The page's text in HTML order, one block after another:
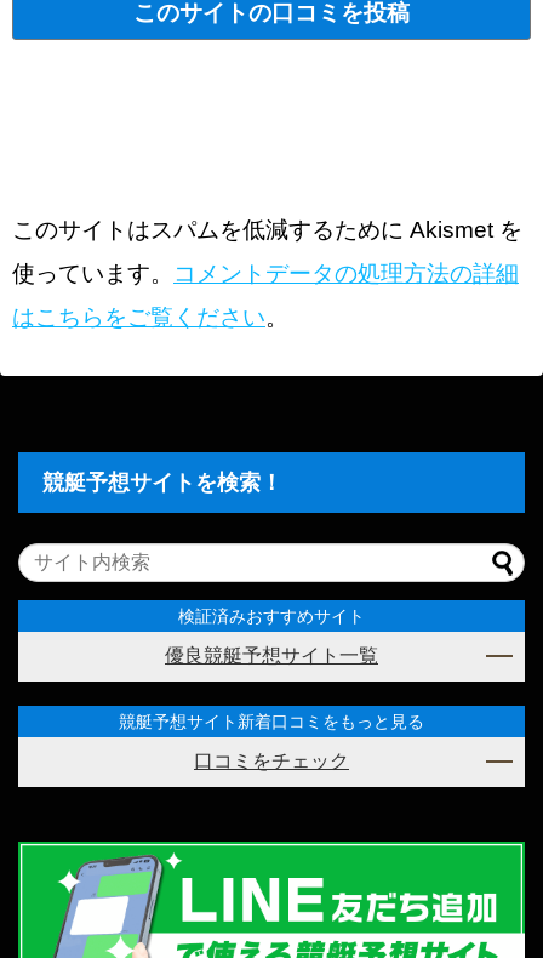
このサイトはスパムを低減するために Akismet を
使っています。
コメントデータの処理方法の詳細
はこちらをご覧ください。
競艇予想サイトを検索！
検証済みおすすめサイト
優良競艇予想サイト一覧
競艇予想サイト新着口コミをもっと見る
口コミをチェック